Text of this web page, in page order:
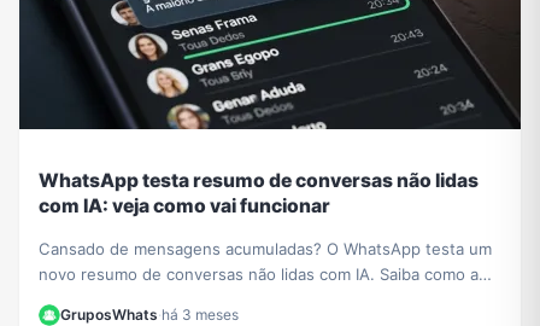
WhatsApp testa resumo de conversas não lidas
com IA: veja como vai funcionar
Cansado de mensagens acumuladas? O WhatsApp testa um
novo resumo de conversas não lidas com IA. Saiba como a
função vai organizar seus chats e economizar seu tempo.
GruposWhats·há 3 meses